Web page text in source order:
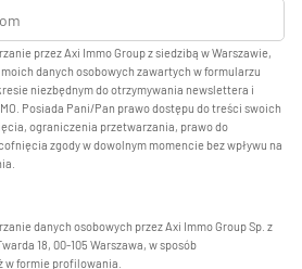
przez Axi Immo Group z siedzibą w Warszawie,
moich danych osobowych zawartych w formularzu
niezbędnym do otrzymywania newslettera i
Posiada Pani/Pan prawo dostępu do treści swoich
ograniczenia przetwarzania, prawo do
zgody w dowolnym momencie bez wpływu na
danych osobowych przez Axi Immo Group Sp. z
18, 00-105 Warszawa, w sposób
w formie profilowania.